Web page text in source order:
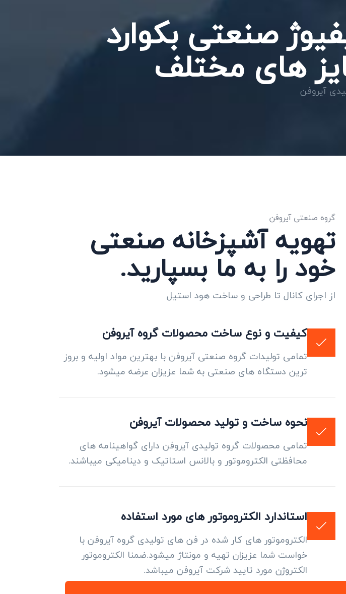
صنعتی بکوارد
های مختلف آیروفن
گروه صنعتی آیروفن
تهویه آشپزخانه صنعتی
خود را به ما بسپارید.
از اجرای کانال تا طراحی و ساخت هود استیل
کیفیت و نوع ساخت محصولات گروه آیروفن
تمامی تولیدات گروه صنعتی آیروفن با بهترین مواد اولیه و بروز
ترین دستگاه های صنعتی به شما عزیزان عرضه میشود.
نحوه ساخت و تولید محصولات آیروفن
تمامی محصولات گروه تولیدی آیروفن دارای گواهینامه های
محافظتی الکتروموتور و بالانس استاتیک و دینامیکی میباشند.
استاندارد الکتروموتور های مورد استفاده
الکتروموتور های کار شده در فن های تولیدی گروه آیروفن با
خواست شما عزیزان تهیه و مونتاژ میشود.ضمنا الکتروموتور
الکتروژن مورد تایید شرکت آیروفن میباشد.